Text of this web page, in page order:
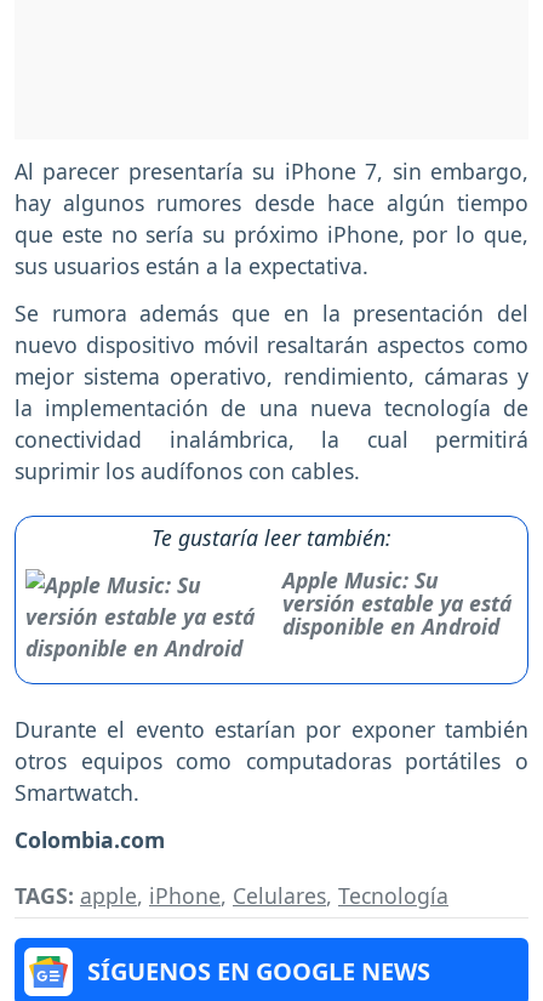
Al parecer presentaría su iPhone 7, sin embargo,
hay algunos rumores desde hace algún tiempo
que este no sería su próximo iPhone, por lo que,
sus usuarios están a la expectativa.
Se rumora además que en la presentación del
nuevo dispositivo móvil resaltarán aspectos como
mejor sistema operativo, rendimiento, cámaras y
la implementación de una nueva tecnología de
conectividad inalámbrica, la cual permitirá
suprimir los audífonos con cables.
Te gustaría leer también:
Apple Music: Su
versión estable ya está
disponible en Android
Durante el evento estarían por exponer también
otros equipos como computadoras portátiles o
Smartwatch.
Colombia.com
TAGS: apple, iPhone, Celulares, Tecnología
SÍGUENOS EN GOOGLE NEWS